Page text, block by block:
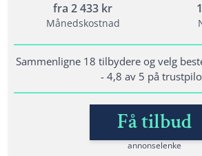
Alder: 20 år
Kunne dokumentere fast inntekt
inkassosaker
Nedbetalingstid: 1 - 15 år
fra 2 433 kr
Månedskostnad
Sammenligne 18 tilbydere og velg
- 4,8 av 5 på
Få tilbud
annonselenke